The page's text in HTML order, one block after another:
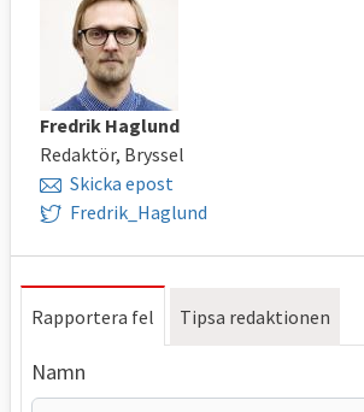
Fredrik Haglund
Redaktör, Bryssel
Skicka epost
Fredrik_Haglund
Rapportera fel Tipsa redaktionen
Namn